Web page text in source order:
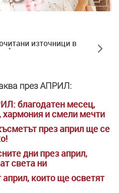
източници в
през АПРИЛ:
благодатен месец,
хармония и смели мечти
през април ще се
дни през април,
света ни
които ще осветят